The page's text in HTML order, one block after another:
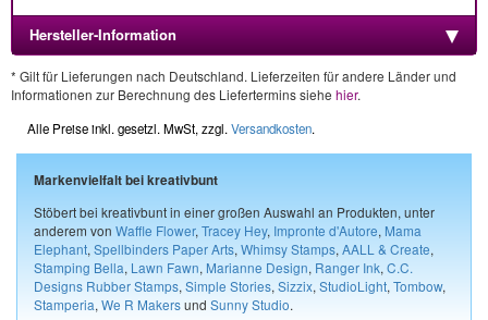
Hersteller-Information
* Gilt für Lieferungen nach Deutschland. Lieferzeiten für andere Länder und
Informationen zur Berechnung des Liefertermins siehe hier.
Alle Preise inkl. gesetzl. MwSt, zzgl. Versandkosten.
Markenvielfalt bei kreativbunt
Stöbert bei kreativbunt in einer großen Auswahl an Produkten, unter
anderem von Waffle Flower, Tracey Hey, Impronte d'Autore, Mama
Elephant, Spellbinders Paper Arts, Whimsy Stamps, AALL & Create,
Stamping Bella, Lawn Fawn, Marianne Design, Ranger Ink, C.C.
Designs Rubber Stamps, Simple Stories, Sizzix, StudioLight, Tombow,
Stamperia, We R Makersund Sunny Studio.